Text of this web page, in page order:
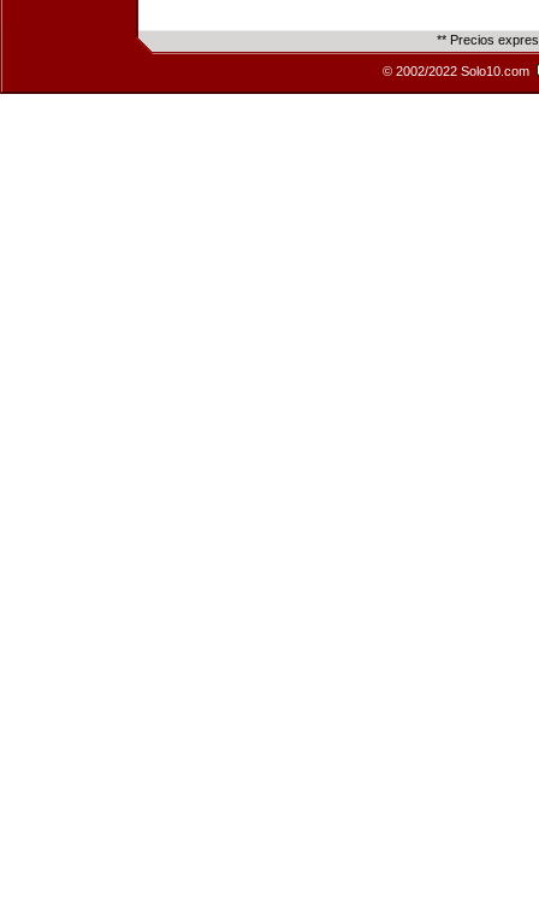
** Precios
© 2002/2022 Solo10.com